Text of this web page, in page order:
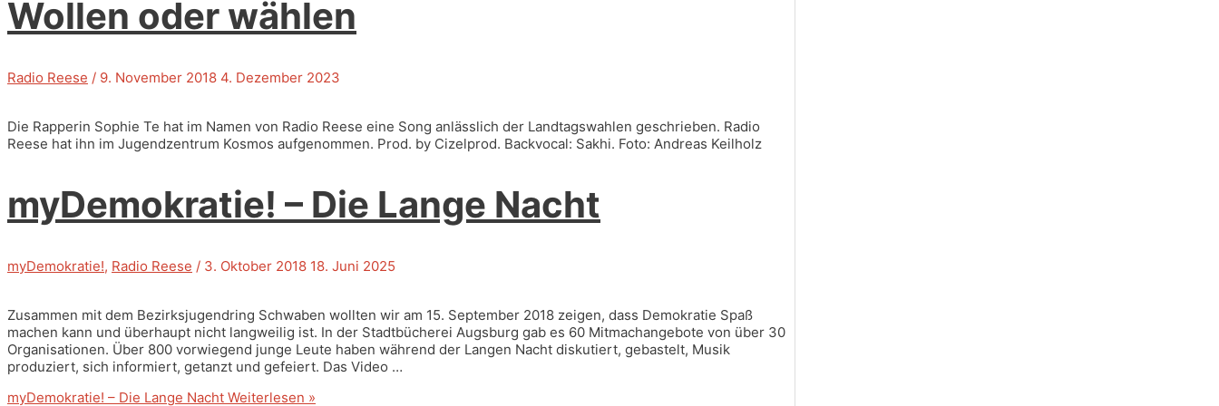
Wollen oder wählen
Radio Reese / 9. November 2018 4. Dezember 2023
Die Rapperin Sophie Te hat im Namen von Radio Reese eine Song anlässlich der Landtagswahlen geschrieben. Radio
Reese hat ihn im Jugendzentrum Kosmos aufgenommen. Prod. by Cizelprod. Backvocal: Sakhi. Foto: Andreas Keilholz
myDemokratie! – Die Lange Nacht
myDemokratie!, Radio Reese / 3. Oktober 2018 18. Juni 2025
Zusammen mit dem Bezirksjugendring Schwaben wollten wir am 15. September 2018 zeigen, dass Demokratie Spaß
machen kann und überhaupt nicht langweilig ist. In der Stadtbücherei Augsburg gab es 60 Mitmachangebote von über 30
Organisationen. Über 800 vorwiegend junge Leute haben während der Langen Nacht diskutiert, gebastelt, Musik
produziert, sich informiert, getanzt und gefeiert. Das Video …
myDemokratie! – Die Lange Nacht Weiterlesen »